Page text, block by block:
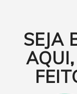
SEJA